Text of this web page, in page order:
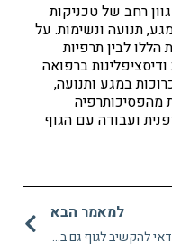
רחב של טכניקות
תנועה ונשימות. על
לבין תרפיות
ברפואה
במגע ותנועה,
מהפסיכותרפיה
ועבודה עם הגוף
למאמר הבא
למה כדאי להקשיב לגוף גם בטיפול?